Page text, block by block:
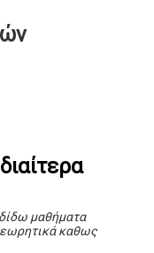
μαθήματα
καθως